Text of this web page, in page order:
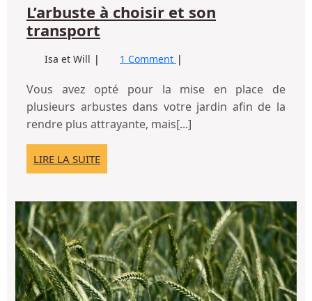
L’arbuste à choisir et son
transport
choisir
et
son
transport
Isa et Will L’arbuste
choisir
et
transport
1 Comment
Vous avez opté pour la mise en place de
plusieurs arbustes dans votre jardin afin de la
rendre plus attrayante, mais[...]
LIRE LA SUITELIRE
LA